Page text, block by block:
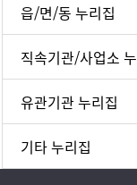
읍/면/동 누리집
직속기관/사업소
유관기관 누리집
기타 누리집